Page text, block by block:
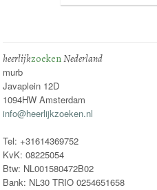
heerlijkzoekenNederland
murb
Javaplein 12D
1094HW Amsterdam
info@heerlijkzoeken.nl
Tel: +31614369752
KvK: 08225054
Btw: NL001580472B02
Bank: NL30 TRIO 0254651658